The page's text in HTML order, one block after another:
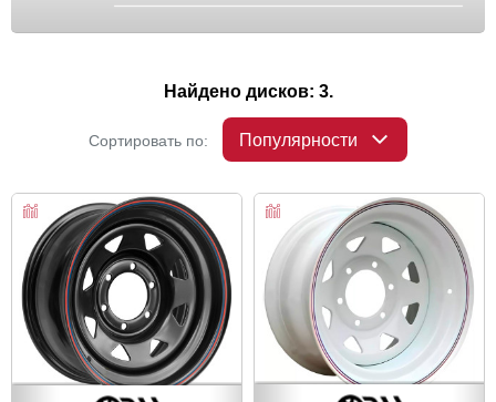
Найдено дисков: 3.
Сортировать по: Популярности